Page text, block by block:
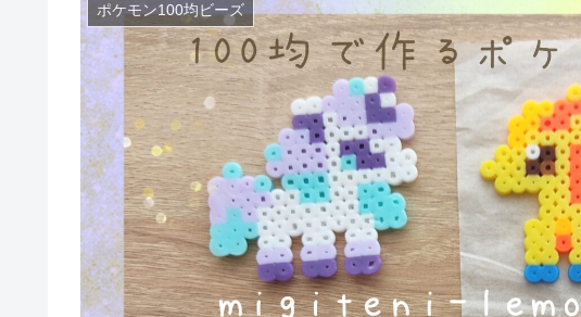
ポケモン100均ビーズ